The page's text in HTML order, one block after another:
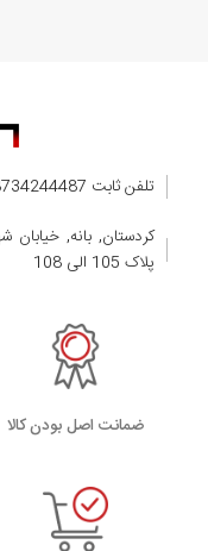
تلفن ثابت 08734244487
کردستان, بانه,
پلاک 105 الی 108
ضمانت اصل بودن کالا